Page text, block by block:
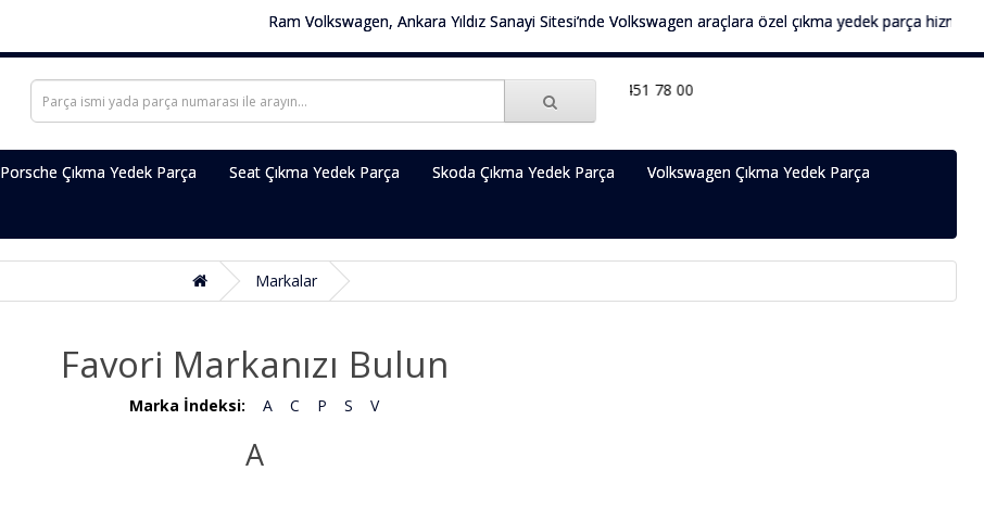
Ram Volkswagen, Ankara Yıldız Sanayi Sitesi’nde Volkswagen araçlara özel çıkma yedek parça
Ram Volkswagen Çıkma Yedek Parça | TEL: 0536 451 78 00
Porsche Çıkma Yedek Parça Seat Çıkma Yedek Parça Skoda Çıkma Yedek Parça Volkswagen Çıkma Yedek Parça
Markalar
Favori Markanızı Bulun
Marka İndeksi: A C P S V
A